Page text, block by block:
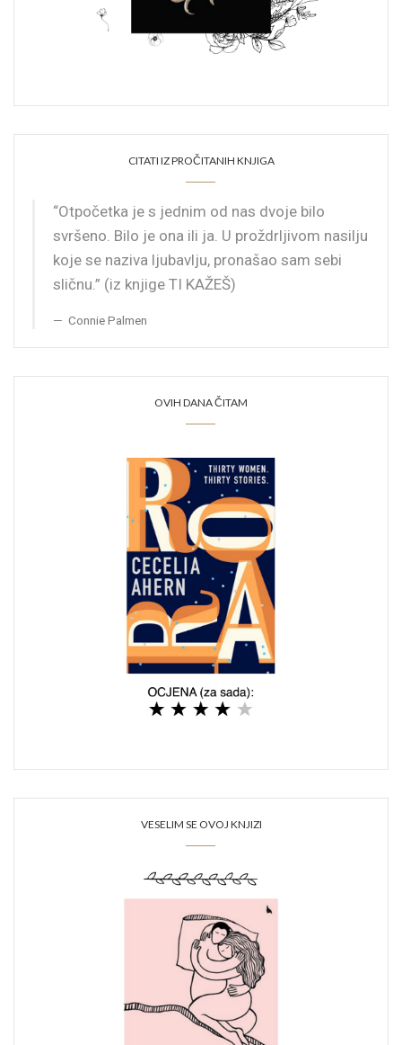
CITATI IZ PROČITANIH KNJIGA
“Otpočetka je s jednim od nas dvoje bilo
svršeno. Bilo je ona ili ja. U proždrljivom nasilju
koje se naziva ljubavlju, pronašao sam sebi
sličnu.” (iz knjige TI KAŽEŠ)
Connie Palmen
OVIH DANA ČITAM
VESELIM SE OVOJ KNJIZI